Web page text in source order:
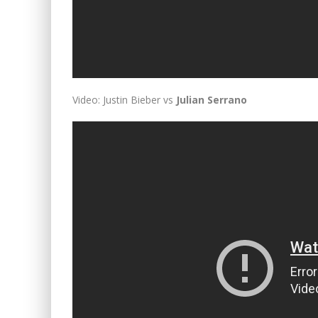
Video: Justin Bieber vs Julian Serrano